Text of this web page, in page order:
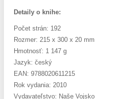
Detaily o knihe:
Počet strán: 192
Rozmer: 215 x 300 x 20 mm
Hmotnosť: 1 147 g
Jazyk: český
EAN: 9788020611215
Rok vydania: 2010
Vydavateľstvo: Naše Vojsko